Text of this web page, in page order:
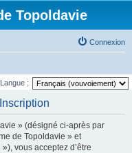
Topoldavie
Connexion
Langue :
» (désigné ci-après par
de Topoldavie » et
vous acceptez d’être